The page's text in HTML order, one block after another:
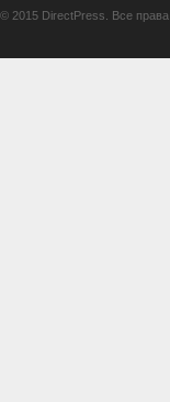
© 2015 DirectPress. Все